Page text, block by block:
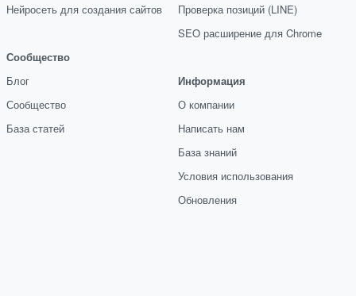
Нейросеть для создания сайтов
Сообщество
Блог
Сообщество
База статей
Проверка позиций (LINE)
SEO расширение для Chrome
Информация
О компании
Написать нам
База знаний
Условия использования
Обновления